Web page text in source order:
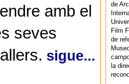
amb el
seves
sigue...
de
Film
de
la